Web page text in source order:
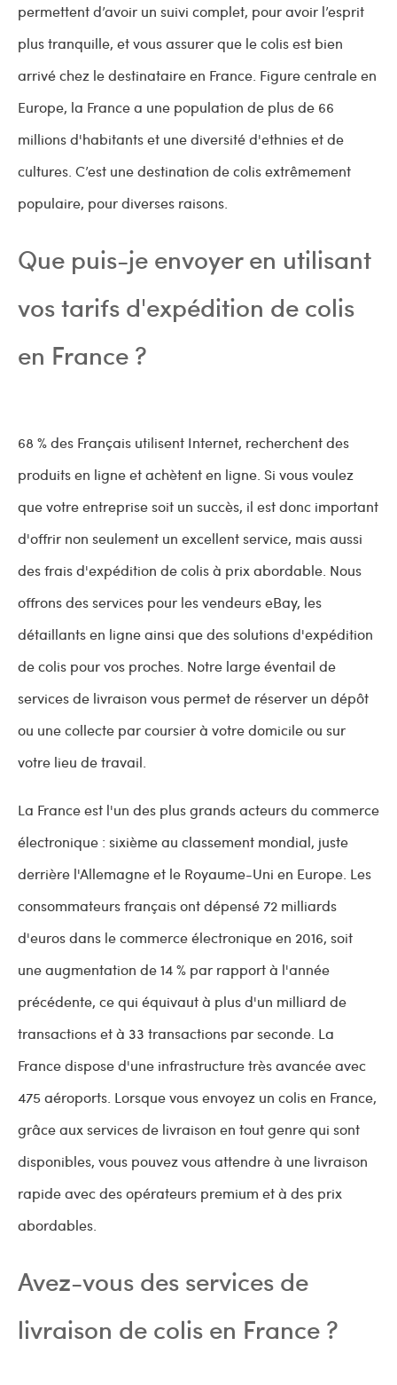
permettent d’avoir un suivi complet, pour avoir l’esprit
plus tranquille, et vous assurer que le colis est bien
arrivé chez le destinataire en France. Figure centrale en
Europe, la France a une population de plus de 66
millions d'habitants et une diversité d'ethnies et de
cultures. C’est une destination de colis extrêmement
populaire, pour diverses raisons.
Que puis-je envoyer en utilisant
vos tarifs d'expédition de colis
en France ?
68 % des Français utilisent Internet, recherchent des
produits en ligne et achètent en ligne. Si vous voulez
que votre entreprise soit un succès, il est donc important
d'offrir non seulement un excellent service, mais aussi
des frais d'expédition de colis à prix abordable. Nous
offrons des services pour les vendeurs eBay, les
détaillants en ligne ainsi que des solutions d'expédition
de colis pour vos proches. Notre large éventail de
services de livraison vous permet de réserver un dépôt
ou une collecte par coursier à votre domicile ou sur
votre lieu de travail.
La France est l'un des plus grands acteurs du commerce
électronique : sixième au classement mondial, juste
derrière l'Allemagne et le Royaume-Uni en Europe. Les
consommateurs français ont dépensé 72 milliards
d'euros dans le commerce électronique en 2016, soit
une augmentation de 14 % par rapport à l'année
précédente, ce qui équivaut à plus d'un milliard de
transactions et à 33 transactions par seconde. La
France dispose d'une infrastructure très avancée avec
475 aéroports. Lorsque vous envoyez un colis en France,
grâce aux services de livraison en tout genre qui sont
disponibles, vous pouvez vous attendre à une livraison
rapide avec des opérateurs premium et à des prix
abordables.
Avez-vous des services de
livraison de colis en France ?